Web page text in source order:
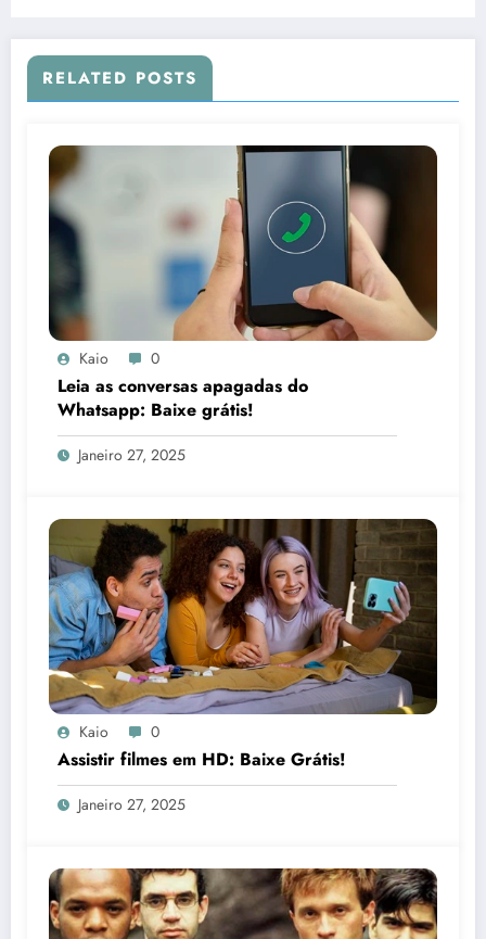
RELATED POSTS
Kaio 0
Leia as conversas apagadas do
Whatsapp: Baixe grátis!
Janeiro 27, 2025
Kaio 0
Assistir filmes em HD: Baixe Grátis!
Janeiro 27, 2025